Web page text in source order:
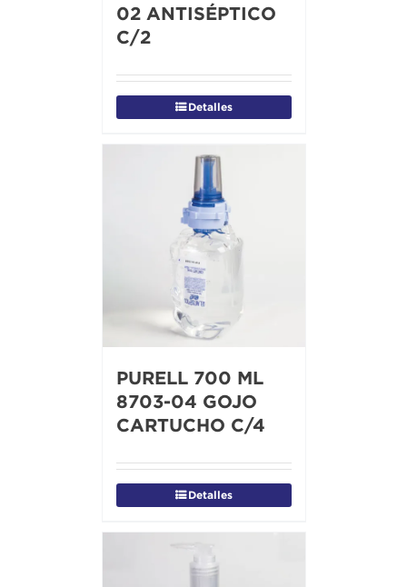
02 ANTISÉPTICO
C/2
Detalles
PURELL 700 ML
8703-04 GOJO
CARTUCHO C/4
Detalles